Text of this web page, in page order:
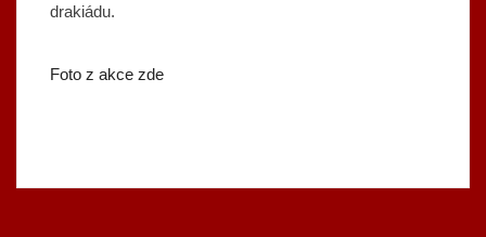
drakiádu.
Foto z akce zde